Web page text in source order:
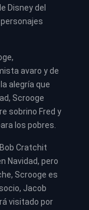
Disney del
avaro y de
alegría que
Scrooge
sobrino Fred y
los pobres.
Cratchit
Navidad, pero
Scrooge es
Jacob
visitado por